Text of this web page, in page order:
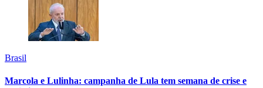
Brasil
Marcola e Lulinha: campanha de Lula tem semana de crise e